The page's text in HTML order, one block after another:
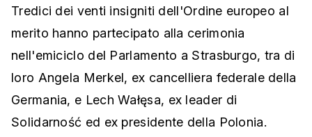
Tredici dei venti insigniti dell'Ordine europeo al
merito hanno partecipato alla cerimonia
nell'emiciclo del Parlamento a Strasburgo, tra di
loro Angela Merkel, ex cancelliera federale della
Germania, e Lech Wałęsa, ex leader di
Solidarność ed ex presidente della Polonia.